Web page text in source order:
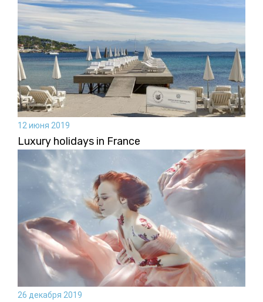
12 июня 2019
Luxury holidays in France
26 декабря 2019